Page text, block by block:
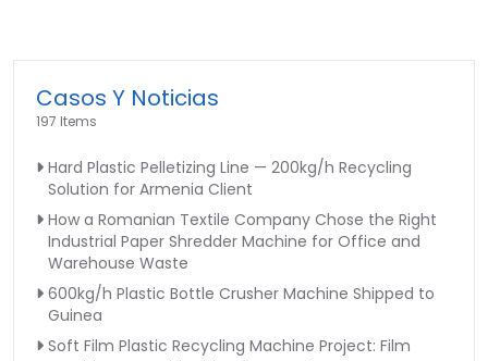
Casos Y Noticias
197 Items
Hard Plastic Pelletizing Line — 200kg/h Recycling
Solution for Armenia Client
How a Romanian Textile Company Chose the Right
Industrial Paper Shredder Machine for Office and
Warehouse Waste
600kg/h Plastic Bottle Crusher Machine Shipped to
Guinea
Soft Film Plastic Recycling Machine Project: Film